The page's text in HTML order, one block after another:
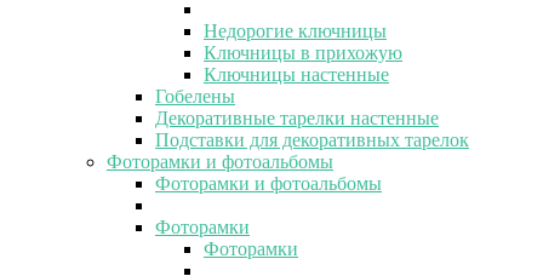
Недорогие ключницы
Ключницы в прихожую
Ключницы настенные
Гобелены
Декоративные тарелки настенные
Подставки для декоративных тарелок
Фоторамки и фотоальбомы
Фоторамки и фотоальбомы
Фоторамки
Фоторамки